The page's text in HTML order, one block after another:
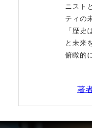
ニスト
ティの
「歴史
と未来
俯瞰的
著